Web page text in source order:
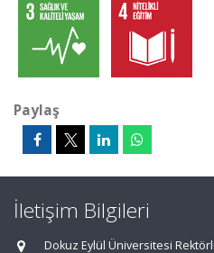
Paylaş
İletişim Bilgileri
Dokuz Eylül Üniversitesi